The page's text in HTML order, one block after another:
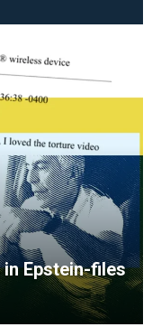
Epstein-files